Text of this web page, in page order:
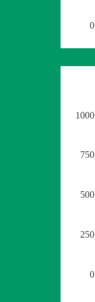
0
0
250
500
750
1000